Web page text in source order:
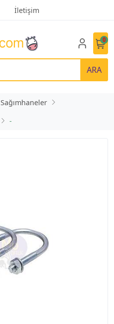
İletişim
ARA
0
Sağımhaneler
-